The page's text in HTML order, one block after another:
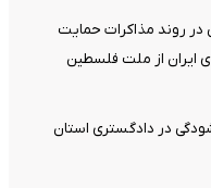
در روند مذاکرات حمایت
ایران از ملت فلسطین
در دادگستری استان